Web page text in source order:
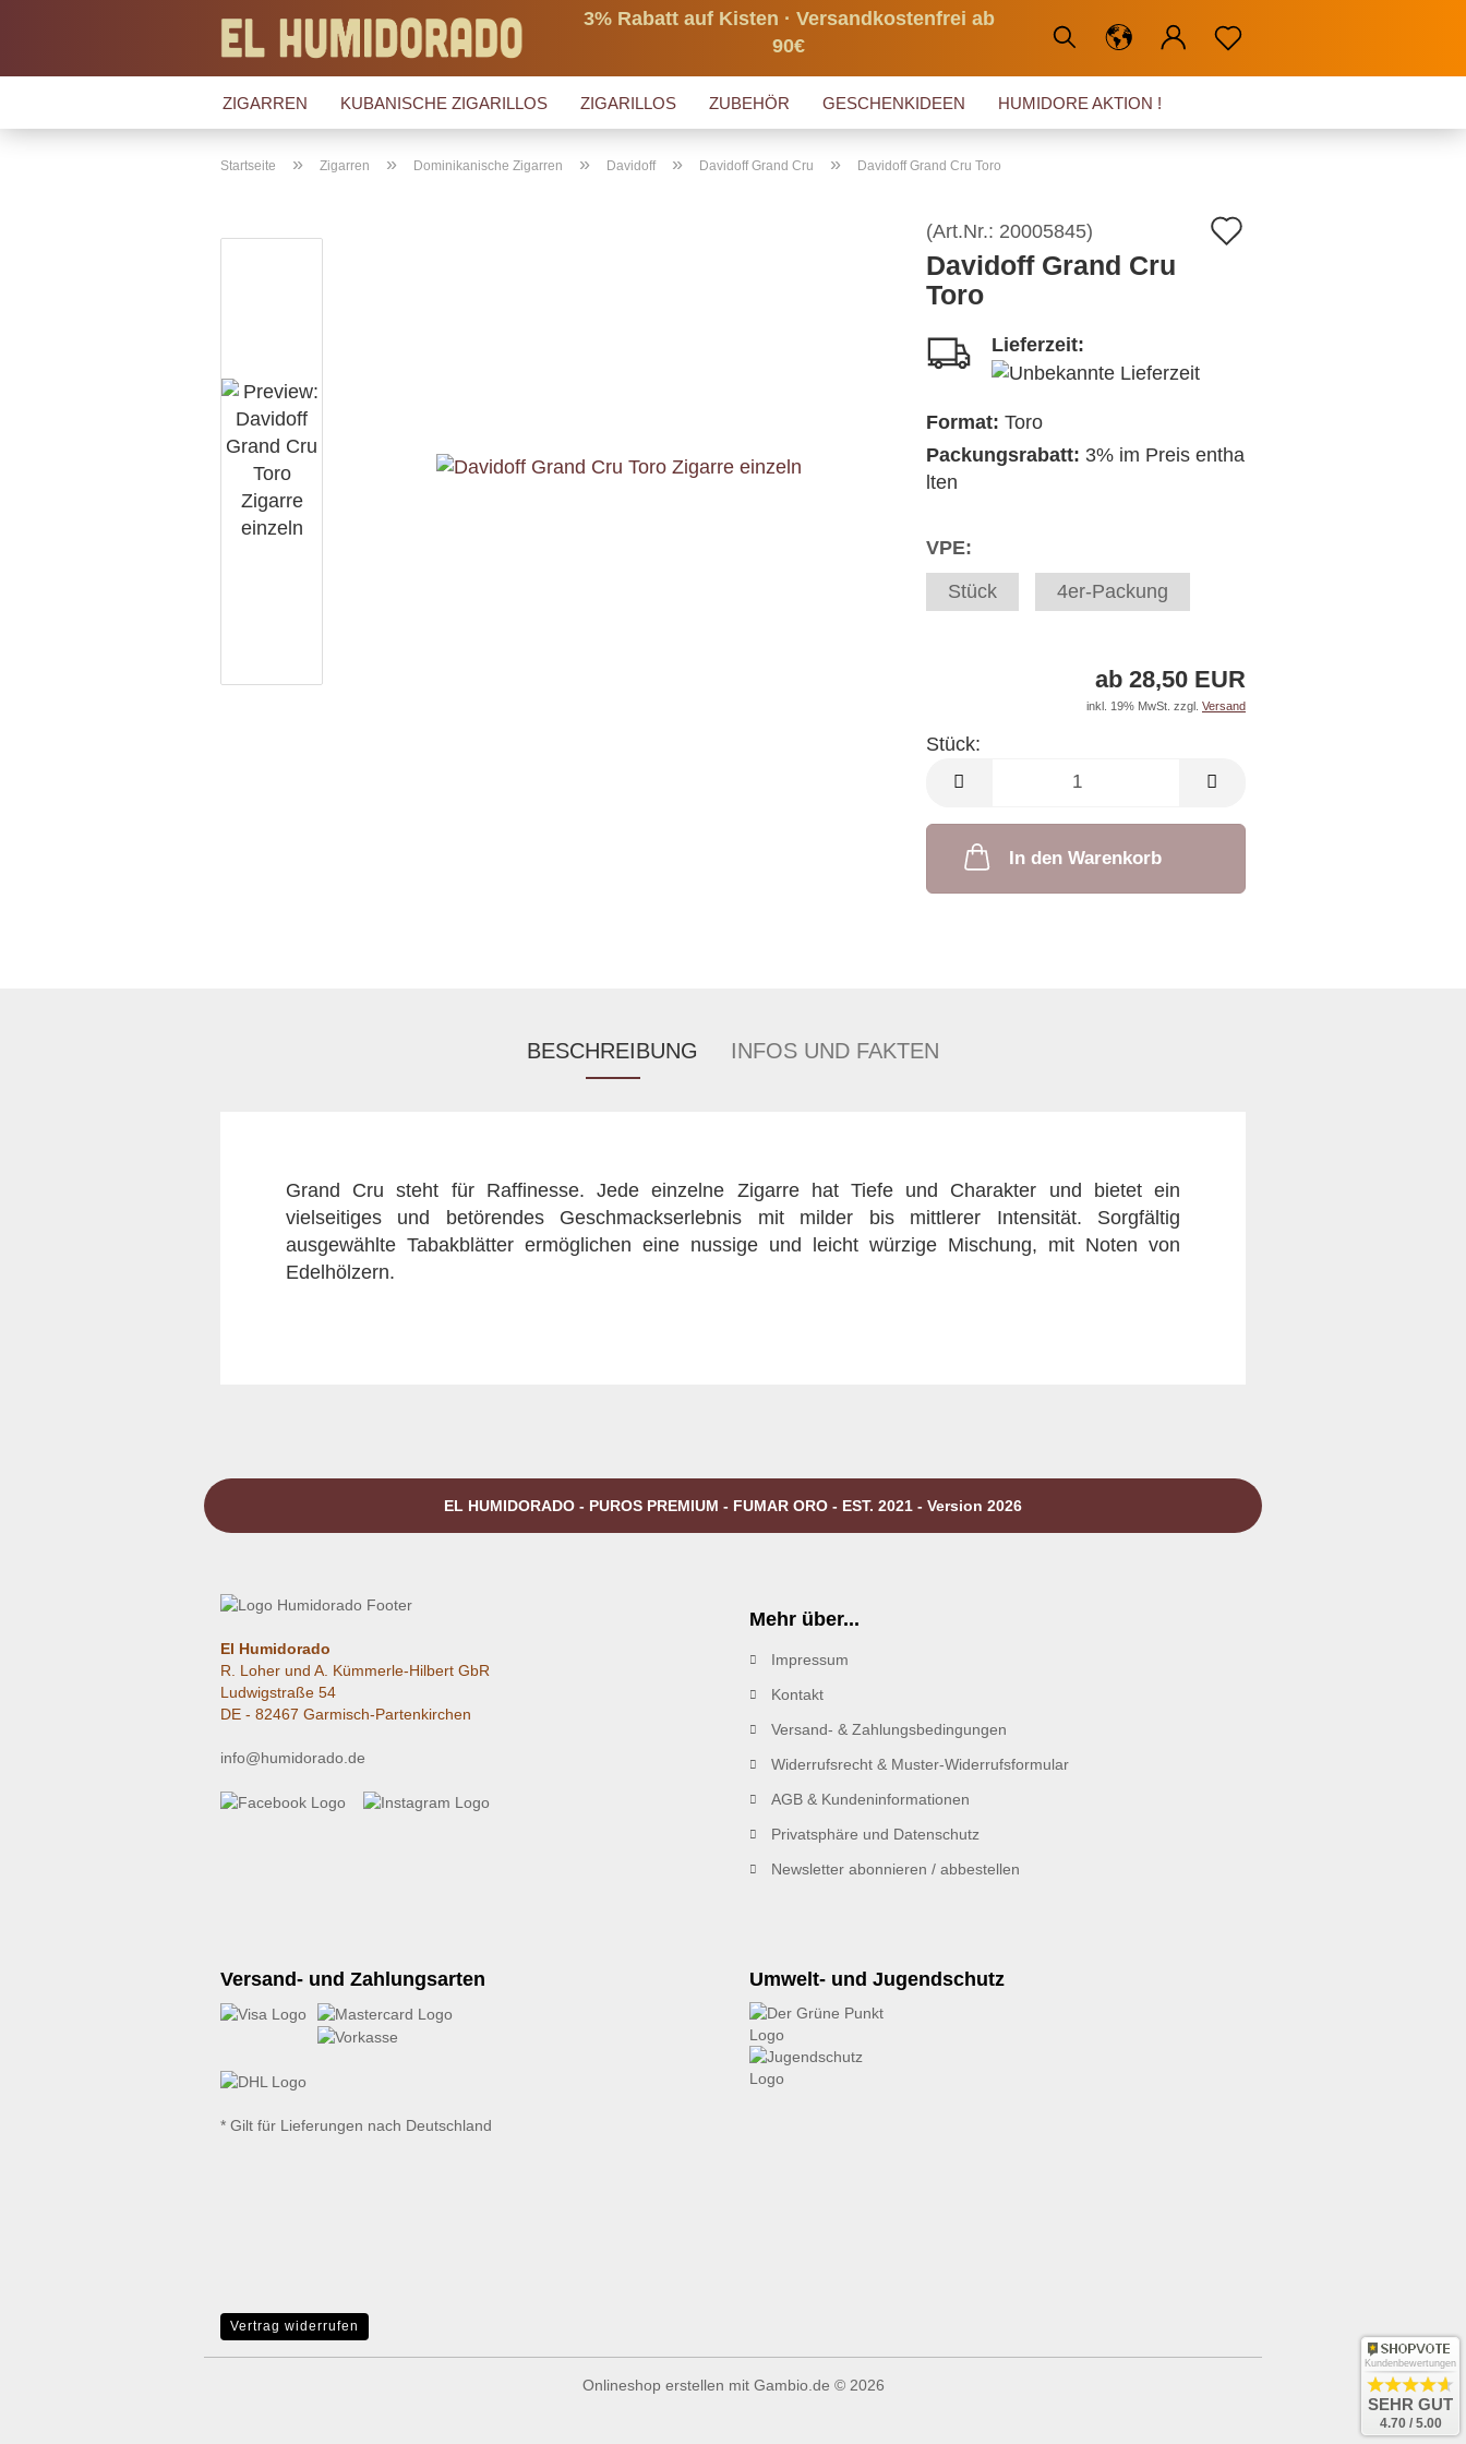
3% Rabatt auf Kisten · Versandkostenfrei ab
90€
ZIGARREN KUBANISCHE ZIGARILLOS ZIGARILLOS ZUBEHÖR GESCHENKIDEEN HUMIDORE AKTION !
Startseite » Zigarren » Dominikanische Zigarren » Davidoff » Davidoff Grand Cru » Davidoff Grand Cru Toro
(Art.Nr.: 20005845)
Davidoff Grand Cru
Toro
Lieferzeit:
Format: Toro
Packungsrabatt: 3% im Preis entha
lten
VPE:
Stück
4er-Packung
ab 28,50 EUR
inkl. 19% MwSt. zzgl. Versand
Stück:
Stück
In den Warenkorb
BESCHREIBUNG INFOS UND FAKTEN
Grand Cru steht für Raffinesse. Jede einzelne Zigarre hat Tiefe und Charakter und bietet ein
vielseitiges und betörendes Geschmackserlebnis mit milder bis mittlerer Intensität. Sorgfältig
ausgewählte Tabakblätter ermöglichen eine nussige und leicht würzige Mischung, mit Noten von
Edelhölzern.
EL HUMIDORADO - PUROS PREMIUM - FUMAR ORO - EST. 2021 - Version 2026
El Humidorado
R. Loher und A. Kümmerle-Hilbert GbR
Ludwigstraße 54
DE - 82467 Garmisch-Partenkirchen
info@humidorado.de
Mehr über...
Impressum
Kontakt
Versand- & Zahlungsbedingungen
Widerrufsrecht & Muster-Widerrufsformular
AGB & Kundeninformationen
Privatsphäre und Datenschutz
Newsletter abonnieren / abbestellen
Versand- und Zahlungsarten
* Gilt für Lieferungen nach Deutschland
Umwelt- und Jugendschutz
Vertrag widerrufen
Onlineshop erstellen mit Gambio.de © 2026
Kundenbewertungen
SEHR GUT
4.70 / 5.00